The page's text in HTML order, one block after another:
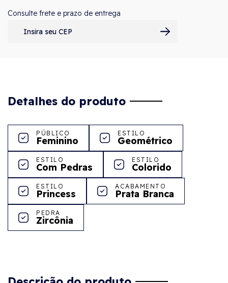
Consulte frete e prazo de entrega
Detalhes do produto
PÚBLICO
Feminino
ESTILO
Geométrico
ESTILO
Com Pedras
ESTILO
Colorido
ESTILO
Princess
ACABAMENTO
Prata Branca
PEDRA
Zircônia